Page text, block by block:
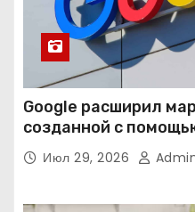
Google расширил
созданной с
интеллекта
Июл 29, 2026